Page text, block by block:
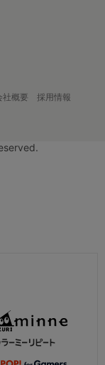
社概要
採用情報